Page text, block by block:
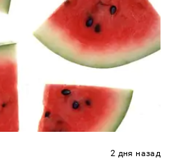
2 дня назад